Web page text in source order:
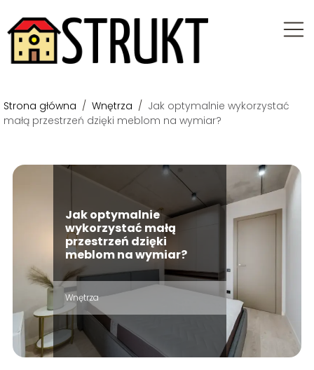
Strona główna / Wnętrza / Jak optymalnie wykorzystać
małą przestrzeń dzięki meblom na wymiar?
Jak optymalnie
wykorzystać małą
przestrzeń dzięki
meblom na wymiar?
Wnętrza